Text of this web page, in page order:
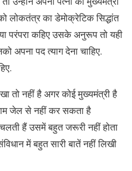
लोकतंत्र का डेमोक्रेटिक सिद्धांत
परंपरा कहिए उसके अनुरूप तो यही
अपना पद त्याग देना चाहिए.
तो नहीं है अगर कोई मुख्यमंत्री है
जेल से नहीं कर सकता है
हैं उसमें बहुत जरूरी नहीं होता
में बहुत सारी बातें नहीं लिखी